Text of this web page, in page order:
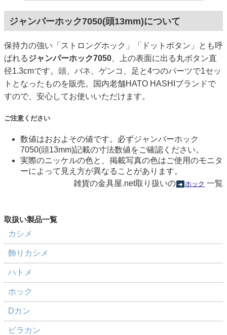
ジャンパーホック7050(頭13mm)について
保持力の強い「ストロングホック」「ドットボタン」とも呼
ばれるジャンパーホック7050 、上の表面に出る丸ボタン直
径1.3cmです。頭、バネ、ゲンコ、足と4つのパーツで1セッ
トとなったものを販売。国内老舗HATO HASHIブランドで
すので、安心してお使いいただけます。
ご注意ください
数値はおおよその値です。必ずジャンパーホック
7050(頭13mm)記載の寸法数値をご確認ください。
実際のニッケルの色と、掲載写真の色はご使用のモニタ
ーによって見え方が異なることがあります。
雑貨の金具屋.net取り扱いの
ホック 一覧
カシメ
飾りカシメ
ハトメ
ホック
Dカン
ビラカン